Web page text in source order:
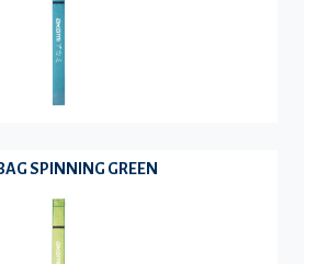
SPINNING GREEN